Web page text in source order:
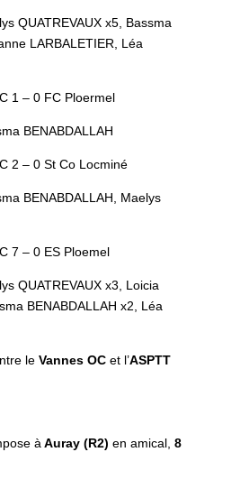
QUATREVAUX x5, Bassma
LARBALETIER, Léa
1 – 0 FC Ploermel
BENABDALLAH
2 – 0 St Co Locminé
BENABDALLAH, Maelys
7 – 0 ES Ploemel
QUATREVAUX x3, Loicia
BENABDALLAH x2, Léa
le Vannes OCet l’ASPTT
à Auray (R2) en amical, 8